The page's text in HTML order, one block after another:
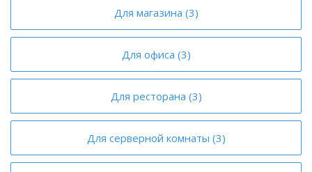
Для магазина (3)
Для офиса (3)
Для ресторана (3)
Для серверной комнаты (3)